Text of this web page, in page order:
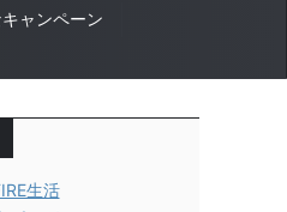
ャンペーン
生活